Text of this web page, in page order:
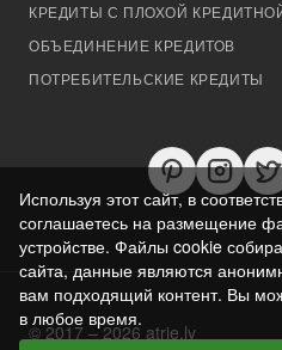
КРЕДИТЫ С ПЛОХОЙ
ОБЪЕДИНЕНИЕ КРЕДИТОВ
ПОТРЕБИТЕЛЬСКИЕ КРЕДИТЫ
© 2017 – 2026 atrie.lv
Используя этот сайт, в
соглашаетесь на размещение
устройстве. Файлы cookie
сайта, данные являются
вам подходящий контент. Вы
в любое время.